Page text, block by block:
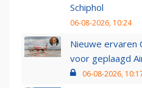
Schiphol
06-08-2026, 10:24
Nieuwe ervaren
voor geplaagd
06-08-2026,